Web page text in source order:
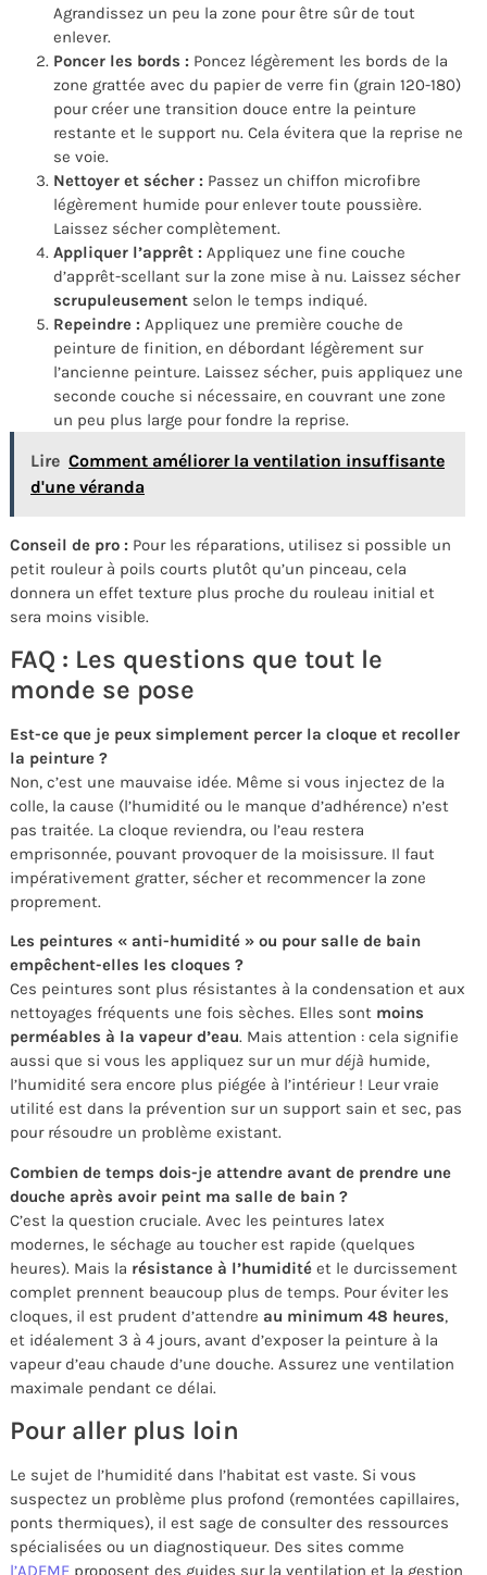
Agrandissez un peu la zone pour être sûr de tout
enlever.
Poncer les bords : Poncez légèrement les bords de la
zone grattée avec du papier de verre fin (grain 120-180)
pour créer une transition douce entre la peinture
restante et le support nu. Cela évitera que la reprise ne
se voie.
Nettoyer et sécher : Passez un chiffon microfibre
légèrement humide pour enlever toute poussière.
Laissez sécher complètement.
Appliquer l’apprêt : Appliquez une fine couche
d’apprêt-scellant sur la zone mise à nu. Laissez sécher
scrupuleusement selon le temps indiqué.
Repeindre : Appliquez une première couche de
peinture de finition, en débordant légèrement sur
l’ancienne peinture. Laissez sécher, puis appliquez une
seconde couche si nécessaire, en couvrant une zone
un peu plus large pour fondre la reprise.
Lire Comment améliorer la ventilation insuffisante
d'une véranda
Conseil de pro : Pour les réparations, utilisez si possible un
petit rouleur à poils courts plutôt qu’un pinceau, cela
donnera un effet texture plus proche du rouleau initial et
sera moins visible.
FAQ : Les questions que tout le
monde se pose
Est-ce que je peux simplement percer la cloque et recoller
la peinture ?
Non, c’est une mauvaise idée. Même si vous injectez de la
colle, la cause (l’humidité ou le manque d’adhérence) n’est
pas traitée. La cloque reviendra, ou l’eau restera
emprisonnée, pouvant provoquer de la moisissure. Il faut
impérativement gratter, sécher et recommencer la zone
proprement.
Les peintures « anti-humidité » ou pour salle de bain
empêchent-elles les cloques ?
Ces peintures sont plus résistantes à la condensation et aux
nettoyages fréquents une fois sèches. Elles sont moins
perméables à la vapeur d’eau. Mais attention : cela signifie
aussi que si vous les appliquez sur un mur déjà humide,
l’humidité sera encore plus piégée à l’intérieur ! Leur vraie
utilité est dans la prévention sur un support sain et sec, pas
pour résoudre un problème existant.
Combien de temps dois-je attendre avant de prendre une
douche après avoir peint ma salle de bain ?
C’est la question cruciale. Avec les peintures latex
modernes, le séchage au toucher est rapide (quelques
heures). Mais la résistance à l’humidité et le durcissement
complet prennent beaucoup plus de temps. Pour éviter les
cloques, il est prudent d’attendre au minimum 48 heures,
et idéalement 3 à 4 jours, avant d’exposer la peinture à la
vapeur d’eau chaude d’une douche. Assurez une ventilation
maximale pendant ce délai.
Pour aller plus loin
Le sujet de l’humidité dans l’habitat est vaste. Si vous
suspectez un problème plus profond (remontées capillaires,
ponts thermiques), il est sage de consulter des ressources
spécialisées ou un diagnostiqueur. Des sites comme
l’ADEME proposent des guides sur la ventilation et la gestion